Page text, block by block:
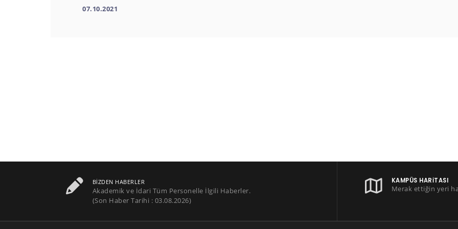
07.10.2021
BIZDEN HABERLER
Akademik ve İdari Tüm Personelle İlgili Haberler.
(Son Haber Tarihi : 03.08.2026)
KAMPÜS HARITASI
Merak ettiğin yeri